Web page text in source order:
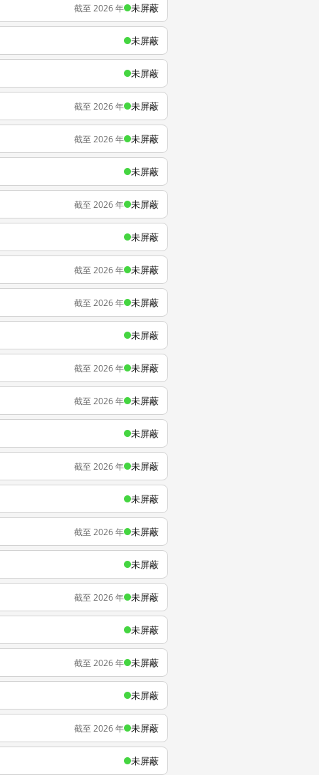
截至 2026 年 未屏蔽
未屏蔽
未屏蔽
截至 2026 年 未屏蔽
截至 2026 年 未屏蔽
未屏蔽
截至 2026 年 未屏蔽
未屏蔽
截至 2026 年 未屏蔽
截至 2026 年 未屏蔽
未屏蔽
截至 2026 年 未屏蔽
截至 2026 年 未屏蔽
未屏蔽
截至 2026 年 未屏蔽
未屏蔽
截至 2026 年 未屏蔽
未屏蔽
截至 2026 年 未屏蔽
未屏蔽
截至 2026 年 未屏蔽
未屏蔽
截至 2026 年 未屏蔽
未屏蔽